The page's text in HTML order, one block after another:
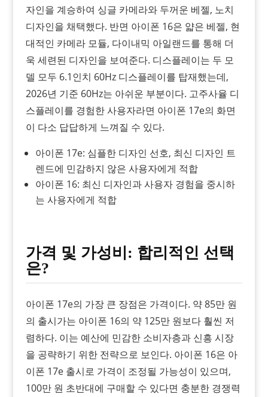
자인을 계승하여 싱글 카메라와 두꺼운 베젤, 노치
디자인을 채택했다. 반면 아이폰 16은 얇은 베젤, 현
대적인 카메라 모듈, 다이내믹 아일랜드를 통해 더
욱 세련된 디자인을 보여준다. 디스플레이는 두 모
델 모두 6.1인치 60Hz 디스플레이를 탑재했는데,
2026년 기준 60Hz는 아쉬운 부분이다. 고주사율 디
스플레이를 경험한 사용자라면 아이폰 17e의 화면
이 다소 답답하게 느껴질 수 있다.
아이폰 17e: 심플한 디자인 선호, 최신 디자인 트
렌드에 민감하지 않은 사용자에게 적합
아이폰 16: 최신 디자인과 사용자 경험을 중시하
는 사용자에게 적합
가격 및 가성비: 합리적인 선택
은?
아이폰 17e의 가장 큰 장점은 가격이다. 약 85만 원
의 출시가는 아이폰 16의 약 125만 원보다 훨씬 저
렴하다. 이는 예산에 민감한 소비자층과 신흥 시장
을 공략하기 위한 전략으로 보인다. 아이폰 16은 아
이폰 17e 출시로 가격이 조정될 가능성이 있으며,
100만 원 초반대에 구매할 수 있다면 충분한 경쟁력